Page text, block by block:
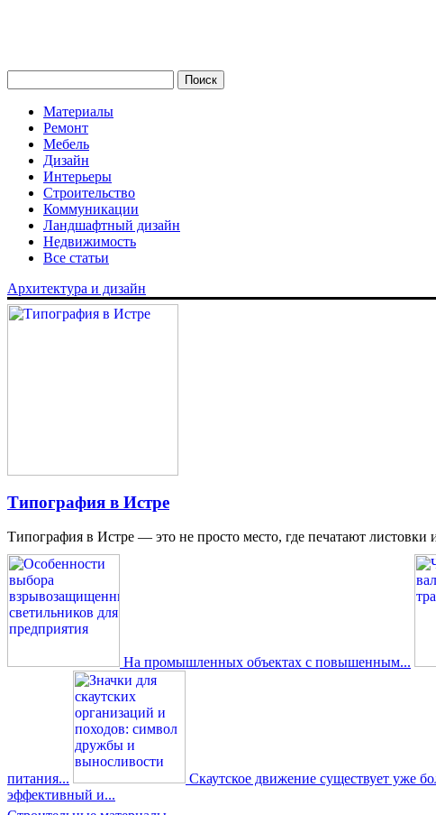
Материалы
Ремонт
Мебель
Дизайн
Интерьеры
Строительство
Коммуникации
Ландшафтный дизайн
Недвижимость
Все статьи
Архитектура и дизайн
Типография в Истре
Типография в Истре — это не просто место, где печатают листовки
На промышленных объектах с повышенным...
питания... Скаутское движение существует уже
эффективный и...